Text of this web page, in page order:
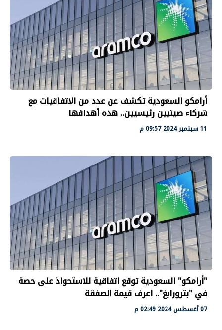
أرامكو السعودية تكشف عن عدد من الاتفاقيات مع
شركاء صينيين رئيسيين.. هذه أهدافها
11 سبتمبر 2024 09:57 م
"أرامكو" السعودية توقع اتفاقية للاستحواذ على حصة
في "بترورابغ".. اعرف قيمة الصفقة
07 أغسطس 2024 02:49 م